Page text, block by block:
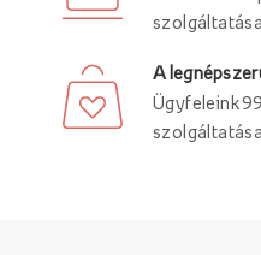
A
Ügyfeleink